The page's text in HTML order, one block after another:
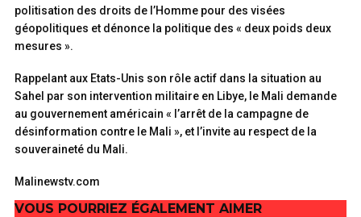
politisation des droits de l’Homme pour des visées
géopolitiques et dénonce la politique des « deux poids deux
mesures ».
Rappelant aux Etats-Unis son rôle actif dans la situation au
Sahel par son intervention militaire en Libye, le Mali demande
au gouvernement américain « l’arrêt de la campagne de
désinformation contre le Mali », et l’invite au respect de la
souveraineté du Mali.
Malinewstv.com
VOUS POURRIEZ ÉGALEMENT AIMER